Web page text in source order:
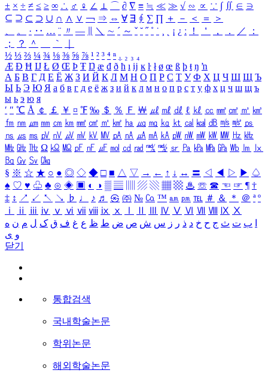
± × ÷ ≠ ≤ ≥ ∞ ∴ ♂ ♀ ∠ ⊥ ⌒ ∂ ∇ ≡ ≒ ≪ ≫ √ ∽ ∝ ∵ ∫ ∬ ∈ ∋
⊆ ⊇ ⊂ ⊃ ∪ ∩ ∧ ∨ ￢ ⇒ ⇔ ∀ ∃ ∮ ∑ ∏ ＋ － ＜ ＝
＞
、
。 · ‥ … ¨ 〃 ― ＼ ∼ ´ ～ ˇ ˘ ˝ ˚ ˙ ¸ ¡ ¿ ː ！ ＇ ， ． ／
：
；
？ ＾ ｀
½ ⅓ ⅔ ¼ ¾ ⅛ ⅜ ⅝ ⅞ ¹ ² ³ ⁴ ⁿ ₁ ₂ ₃ ₄
Æ Ð Ħ Ĳ Ł Ø Œ Þ Ŧ Ŋ æ đ ð ħ ı ĳ ĸ ŀ ł ø œ ß þ ŧ ŋ ŉ
А Б В Г Д Е Ё Ж З И Й К Л М Н О П Р С Т У Ф Х Ц Ч Ш Щ Ъ
Ы Ь Э Ю Я а б в г д е ё ж з и й к л м н о п р с т у ф х ц ч ш щ ъ
ы ь э ю я
′ ″ ℃ Å ￠ ￡ ￥ ¤ ℉ ‰ ＄ ％ Ｆ ￦ ㎕ ㎖ ㎗ ℓ ㎘ ㏄ ㎣ ㎤ ㎥ ㎦
㎙ ㎚ ㎛ ㎜ ㎝ ㎞ ㎟ ㎠ ㎡ ㎢ ㏊ ㎍ ㎎ ㎏ ㏏ ㎈ ㎉ ㏈ ㎧ ㎨ ㎰
㎱ ㎲ ㎳ ㎴ ㎵ ㎶ ㎷ ㎸ ㎹ ㎀ ㎁ ㎂ ㎃ ㎄ ㎺ ㎻ ㎽ ㎾ ㎿ ㎐ ㎑
㎒ ㎓ ㎔ Ω ㏀ ㏁ ㎊ ㎋ ㎌ ㏖ ㏅ ㎭ ㎮ ㎯ ㏛ ㎩ ㎪ ㎫ ㎬ ㏝ ㏐
㏓
㏃ ㏉ ㏜ ㏆
§ ※ ☆ ★ ○ ● ◎ ◇ ◆ □ ■ △ ▽ → ← ↑ ↓ ↔ 〓 ◁ ◀ ▷ ▶ ♤
♠ ♡ ♥ ♧ ♣ ⊙ ◈ ▣ ◐ ◑ ▒ ▤ ▨ ▧ ▦ ▩ ♨ ☏ ☎ ☜ ☞ ¶ †
‡ ↕ ↗ ↙ ↖ ↘ ♭ ♩ ♪ ♬ ㉿ ㈜ № ㏇ ™ ㏂ ㏘ ℡ ＃ ＆ ＊ ＠ ª º
ⅰ
ⅱ ⅲ ⅳ ⅴ ⅵ ⅶ ⅷ ⅸ ⅹ Ⅳ Ⅴ Ⅵ Ⅶ Ⅷ Ⅸ Ⅹ
ب ت ث ج ح خ د ذ ر ز س ش ص ض ط ظ ع غ ف ق ک ل م ن ه
و ی
닫기
통합검색
국내학술논문
학위논문
해외학술논문